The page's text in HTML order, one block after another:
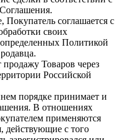
Покупатель соглашается с
своих
Политикой
Товаров через
Российской
порядке принимает и
В отношениях
применяются
действующие с того